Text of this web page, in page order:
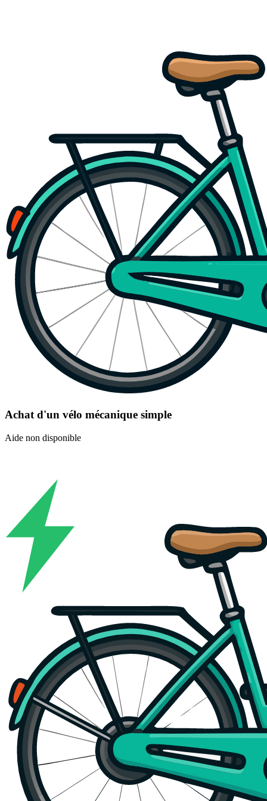
Achat d'un vélo mécanique simple
Aide non disponible